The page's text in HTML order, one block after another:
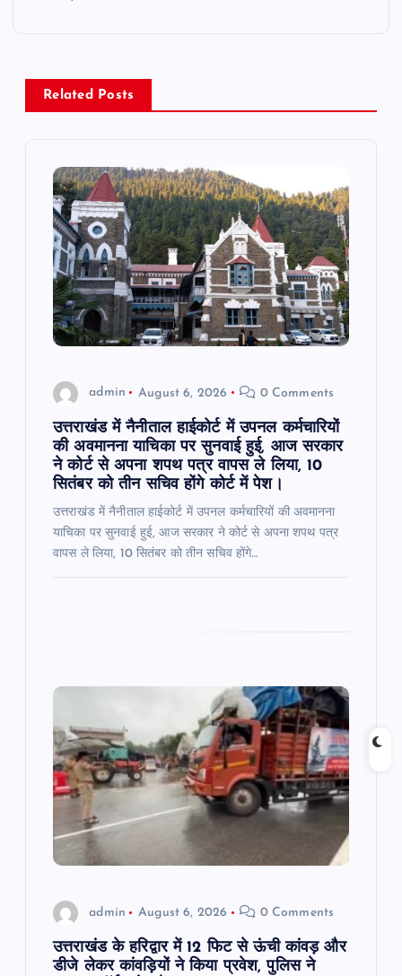
Related Posts
admin August 6, 2026 0 Comments
उत्तराखंड में नैनीताल हाईकोर्ट में उपनल कर्मचारियों
की अवमानना याचिका पर सुनवाई हुई, आज सरकार
ने कोर्ट से अपना शपथ पत्र वापस ले लिया, 10
सितंबर को तीन सचिव होंगे कोर्ट में पेश।
उत्तराखंड में नैनीताल हाईकोर्ट में उपनल कर्मचारियों की अवमानना
याचिका पर सुनवाई हुई, आज सरकार ने कोर्ट से अपना शपथ पत्र
वापस ले लिया, 10 सितंबर को तीन सचिव होंगे…
admin August 6, 2026 0 Comments
उत्तराखंड के हरिद्वार में 12 फिट से ऊंची कांवड़ और
डीजे लेकर कांवड़ियों ने किया प्रवेश, पुलिस ने